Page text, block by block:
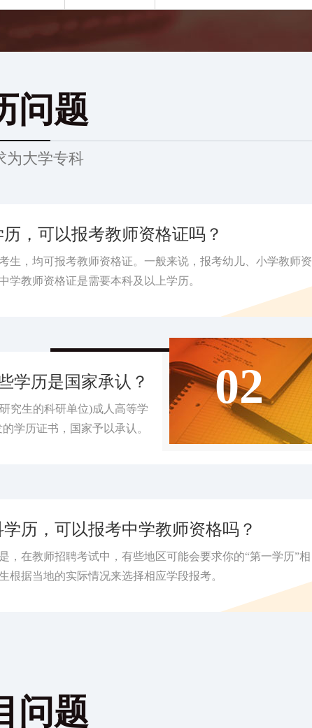
问题
为大学专科
，可以报考教师资格证吗？
生，均可报考教师资格证。一般来说，报考幼儿、小学教师资
学教师资格证是需要本科及以上学历。
02
学历是国家承认？
究生的科研单位)成人高等学
学历证书，国家予以承认。
历，可以报考中学教师资格吗？
，在教师招聘考试中，有些地区可能会要求你的“第一学历”相
根据当地的实际情况来选择相应学段报考。
问题